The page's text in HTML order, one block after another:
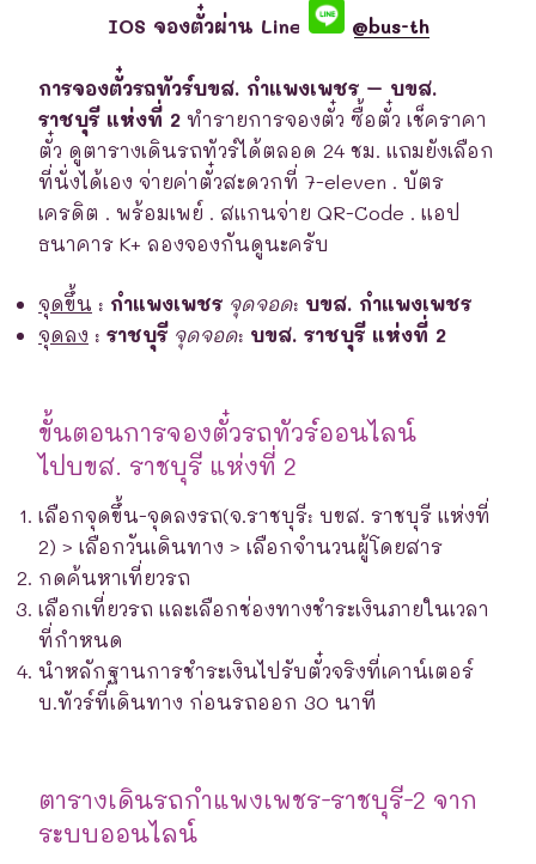
IOS จองตั๋วผ่าน Line
@bus-th
การจองตั๋วรถทัวร์บขส. กำแพงเพชร – บขส.
ราชบุรี แห่งที่ 2 ทำรายการจองตั๋ว ซื้อตั๋ว เช็คราคา
ตั๋ว ดูตารางเดินรถทัวร์ได้ตลอด 24 ชม. แถมยังเลือก
ที่นั่งได้เอง จ่ายค่าตั๋วสะดวกที่ 7-eleven . บัตร
เครดิต . พร้อมเพย์ . สแกนจ่าย QR-Code . แอป
ธนาคาร K+ ลองจองกันดูนะครับ
จุดขึ้น : กำแพงเพชร จุดจอด: บขส. กำแพงเพชร
จุดลง : ราชบุรี จุดจอด: บขส. ราชบุรี แห่งที่ 2
ขั้นตอนการจองตั๋วรถทัวร์ออนไลน์
ไปบขส. ราชบุรี แห่งที่ 2
เลือกจุดขึ้น-จุดลงรถ(จ.ราชบุรี: บขส. ราชบุรี แห่งที่
2) > เลือกวันเดินทาง > เลือกจำนวนผู้โดยสาร
กดค้นหาเที่ยวรถ
เลือกเที่ยวรถ และเลือกช่องทางชำระเงินภายในเวลา
ที่กำหนด
นำหลักฐานการชำระเงินไปรับตั๋วจริงที่เคาน์เตอร์
บ.ทัวร์ที่เดินทาง ก่อนรถออก 30 นาที
ตารางเดินรถกำแพงเพชร-ราชบุรี-2 จาก
ระบบออนไลน์